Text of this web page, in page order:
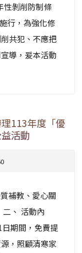
性剝削防制條
行，為強化修
共犯、不應把
導，爰本活動
113年度「優
活動
補教、愛心關
、 活動內
期間，免費提
，照顧清寒家